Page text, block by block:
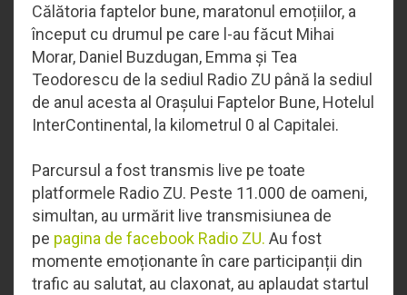
Călătoria faptelor bune, maratonul emoțiilor, a
început cu drumul pe care l-au făcut Mihai
Morar, Daniel Buzdugan, Emma și Tea
Teodorescu de la sediul Radio ZU până la sediul
de anul acesta al Orașului Faptelor Bune, Hotelul
InterContinental, la kilometrul 0 al Capitalei.
Parcursul a fost transmis live pe toate
platformele Radio ZU. Peste 11.000 de oameni,
simultan, au urmărit live transmisiunea de
pe pagina de facebook Radio ZU. Au fost
momente emoționante în care participanții din
trafic au salutat, au claxonat, au aplaudat startul